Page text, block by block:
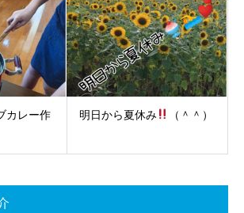
カレー作
明日から夏休み （＾＾）